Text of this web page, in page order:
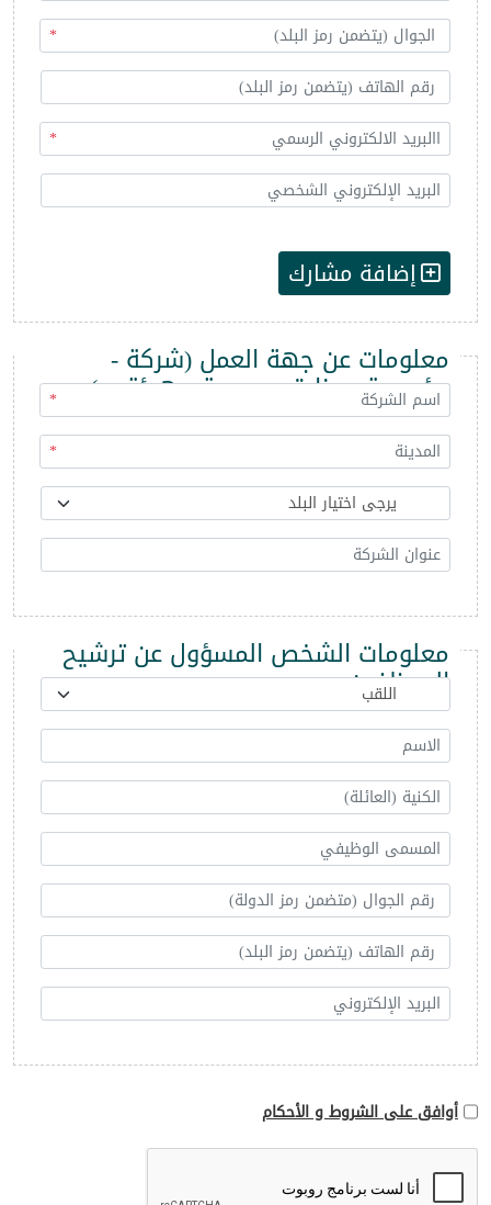
*
*
إضافة مشارك
معلومات عن جهة العمل (شركة -
مؤسسة - وزارة - مديرية - هيئة ...)
*
*
معلومات الشخص المسؤول عن ترشيح
الموظفين
أوافق على الشروط و الأحكام